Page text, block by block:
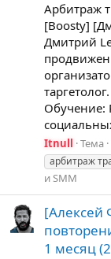
Арбитраж
[Boosty]
Дмитрий
Обучение:
Itnull Тема
арбитраж
и SMM
[Алексей
1 месяц